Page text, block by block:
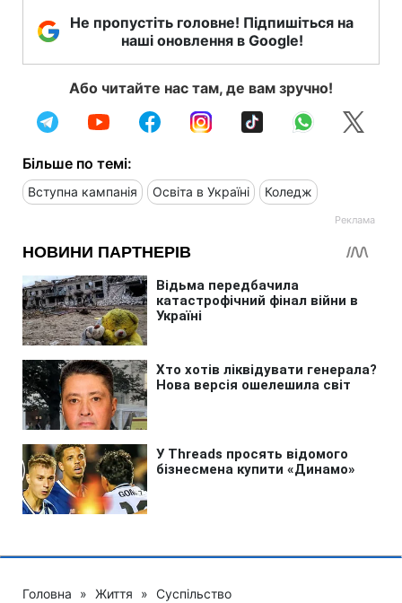
Не пропустіть головне! Підпишіться на
наші оновлення в Google!
Або читайте нас там, де вам зручно!
Більше по темі:
Вступна кампанія Освіта в Україні Коледж
Головна » Життя » Суспільство